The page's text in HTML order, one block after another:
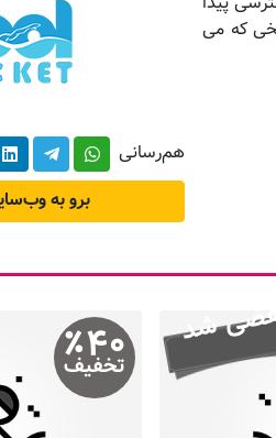
هم‌رسانی
برو به
که می
شد ۴۰٪
تخفیف